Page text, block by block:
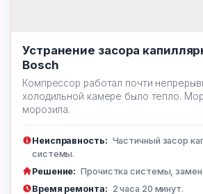
Устранение засора
Bosch
Компрессор работал почти
холодильной камере было тепло.
морозила.
Неисправность: Частичный засор
системы.
Решение: Прочистка системы,
Время ремонта: 2 часа 20 минут.